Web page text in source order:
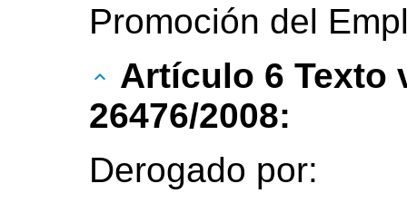
Promoción del
Artículo 6 Texto
26476/2008:
Derogado por: